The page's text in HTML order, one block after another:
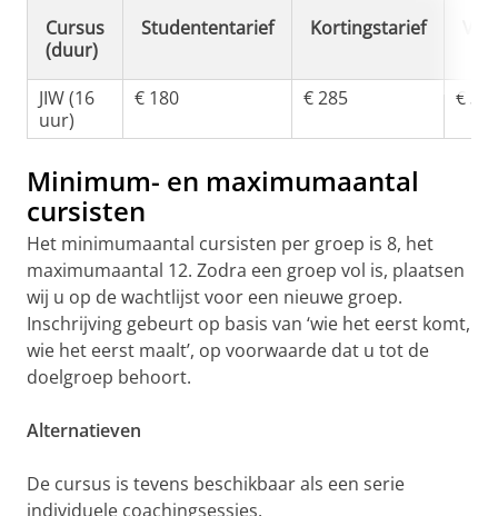
Cursus
(duur)
Studententarief Kortingstarief
JIW(16
uur)
€ 180 €285 €
Minimum- en maximumaantal
cursisten
Het minimumaantal cursisten per groep is 8, het
maximumaantal 12. Zodra een groep vol is, plaatsen
wij u op de wachtlijst voor een nieuwe groep.
Inschrijving gebeurt op basis van ‘wie het eerst komt,
wie het eerst maalt’, op voorwaarde dat u tot de
doelgroep behoort.
Alternatieven
De cursus is tevens beschikbaar als een serie
individuele coachingsessies.